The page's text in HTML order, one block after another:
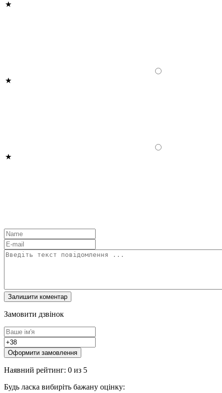
Замовити дзвінок
Оформити замовлення
Наявний рейтинг: 0 из 5
Будь ласка вибиріть бажану оцінку: